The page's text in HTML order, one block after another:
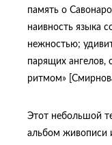
память о
наивность языка
нежностью;
парящих ангелов,
ритмом»
Этот небольшой
альбом живописи